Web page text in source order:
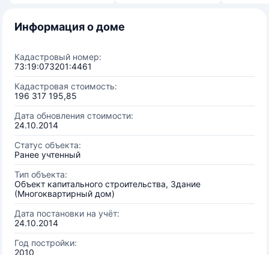
Информация о доме
Кадастровый номер:
73:19:073201:4461
Кадастровая стоимость:
196 317 195,85
Дата обновления стоимости:
24.10.2014
Статус объекта:
Ранее учтенный
Тип объекта:
Объект капитального строительства, Здание
(Многоквартирный дом)
Дата постановки на учёт:
24.10.2014
Год постройки:
2010